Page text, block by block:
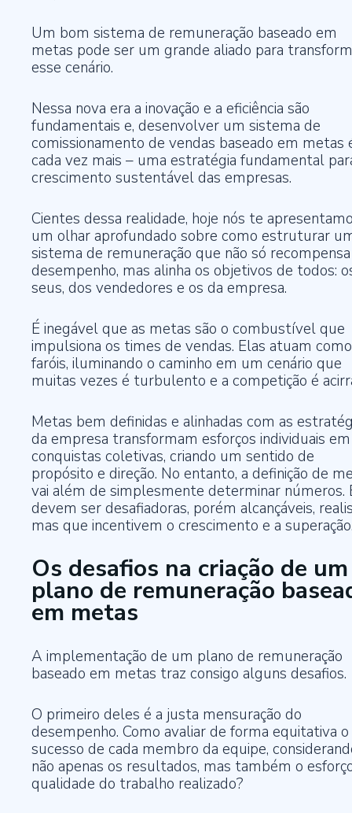
Um bom sistema de remuneração baseado em
metas pode ser um grande aliado para
esse cenário.
Nessa nova era a inovação e a eficiência são
fundamentais e, desenvolver um sistema de
comissionamento de vendas baseado em metas
cada vez mais – uma estratégia fundamental
crescimento sustentável das empresas.
Cientes dessa realidade, hoje nós te
um olhar aprofundado sobre como estruturar
sistema de remuneração que não só
desempenho, mas alinha os objetivos de todos:
seus, dos vendedores e os da empresa.
É inegável que as metas são o combustível que
impulsiona os times de vendas. Elas atuam como
faróis, iluminando o caminho em um cenário que
muitas vezes é turbulento e a competição é
Metas bem definidas e alinhadas com as
da empresa transformam esforços individuais em
conquistas coletivas, criando um sentido de
propósito e direção. No entanto, a definição de
vai além de simplesmente determinar números.
devem ser desafiadoras, porém alcançáveis,
mas que incentivem o crescimento e a
Os desafios na criação de um
plano de remuneração
em metas
A implementação de um plano de remuneração
baseado em metas traz consigo alguns desafios.
O primeiro deles é a justa mensuração do
desempenho. Como avaliar de forma equitativa o
sucesso de cada membro da equipe,
não apenas os resultados, mas também o
qualidade do trabalho realizado?